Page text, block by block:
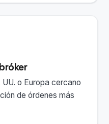
o Europa cercano
de órdenes más